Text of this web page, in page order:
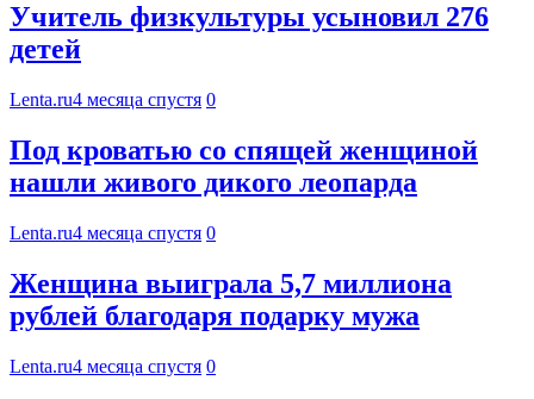
Учитель физкультуры усыновил 276
детей
Lenta.ru4 месяца спустя 0
Под кроватью со спящей женщиной
нашли живого дикого леопарда
Lenta.ru4 месяца спустя 0
Женщина выиграла 5,7 миллиона
рублей благодаря подарку мужа
Lenta.ru4 месяца спустя 0